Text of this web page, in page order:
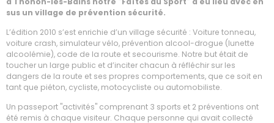
sus un village de prévention sécurité.
L’édition 2010 s’est enrichie d’un village sécurité : Voiture tonneau,
voiture crash, simulateur vélo, prévention alcool-drogue (lunette
alcoolémie), code de la route et secourisme. Notre but était de
toucher un large public et d’inciter chacun à réfléchir sur les
dangers de la route et ses propres comportements, que ce soit en
tant que piéton, cycliste, motocycliste ou automobiliste.
Un passeport "activités" comprenant 3 sports et 2 préventions ont
été remis à chaque visiteur. Chaque personne qui avait collecté